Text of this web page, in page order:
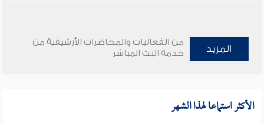
المزيد
من الفعاليات والمحاضرات الأرشيفية من
خدمة البث المباشر
الأكثر استماعا لهذا الشهر